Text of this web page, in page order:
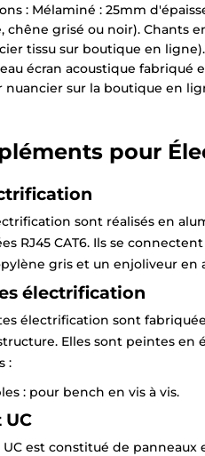
: Mélaminé : 25mm
chêne grisé ou noir). Chants
tissu sur boutique en
écran acoustique fabriqué
nuancier sur la boutique en
pour
sont réalisés en
RJ45 CAT6. Ils se
gris et un enjoliveur
électrification
électrification sont
Elles sont peintes en
:
: pour bench en vis à vis.
est constitué de